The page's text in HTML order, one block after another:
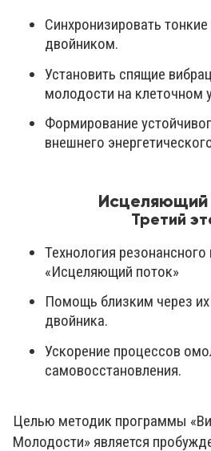
Синхронизировать
двойником.
Установить спящие
молодости на клеточном
Формирование
внешнего
Исцеляющий
Третий
Технология резонансного
«Исцеляющий поток»
Помощь близким через их
двойника.
Ускорение процессов
самовосстановления.
Целью методик программы
Молодости» является